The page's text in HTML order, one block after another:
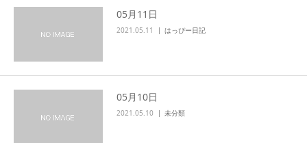
05月11日
2021.05.11 はっぴー日記
05月10日
2021.05.10 未分類